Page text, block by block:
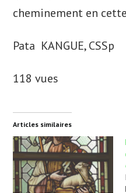
cheminement en
Pata KANGUE, CSSp
118 vues
Articles similaires